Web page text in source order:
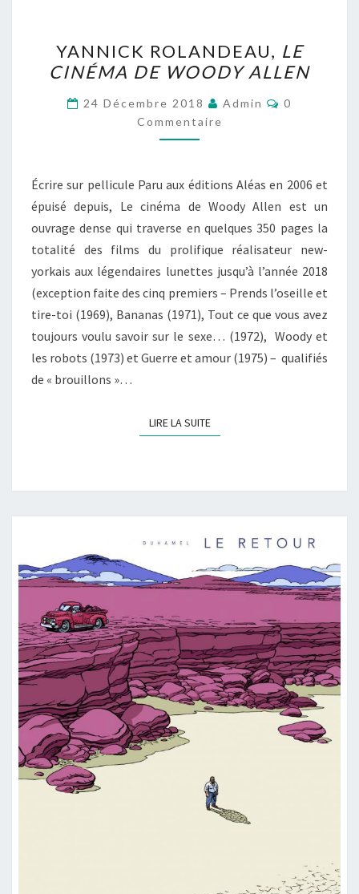
ROLANDEAU,
LE
CINÉMA
DE
WOODY
YANNICK ROLANDEAU, LE
CINÉMA DE WOODY ALLEN
24 Décembre 2018 Admin
0
Commentaire
Écrire sur pellicule Paru aux éditions Aléas en 2006 et
épuisé depuis, Le cinéma de Woody Allen est un
ouvrage dense qui traverse en quelques 350 pages la
totalité des films du prolifique réalisateur new-
yorkais aux légendaires lunettes jusqu’à l’année 2018
(exception faite des cinq premiers – Prends l’oseille et
tire-toi (1969), Bananas (1971), Tout ce que vous avez
toujours voulu savoir sur le sexe… (1972), Woody et
les robots (1973) et Guerre et amour (1975) – qualifiés
de « brouillons »…
LIRE LA SUITELIRE LA SUITE